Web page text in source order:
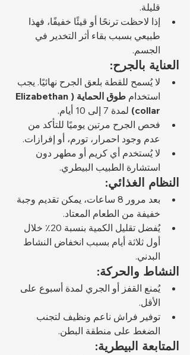
قليلة.
إذا لاحظت ترنحًا أو قيئًا خفيفًا، فهذا
طبيعي بسبب بقاء أثر التخدير في
الجسم.
العناية بالجرح:
لا يُسمح للقطة بلعق الجرح نهائيًا. يجب
استخدام
طوق الحماية (Elizabethan
collar) لمدة 7 إلى 10 أيام.
فحص الجرح مرتين يوميًا للتأكد من
عدم وجود احمرار، تورم، أو إفرازات.
لا يُستخدم أي كريم أو مطهر دون
استشارة الطبيب البيطري.
النظام الغذائي:
بعد مرور 8 ساعات، يمكن تقديم وجبة
خفيفة من الطعام المعتاد.
يُفضل تقليل الكمية بنسبة 20٪ خلال
أول ثلاثة أيام بسبب انخفاض النشاط
البدني.
النشاط والحركة:
يُمنع القفز أو الجري لمدة أسبوع على
الأقل.
توفير فراش ناعم ونظيف لتجنب
الضغط على منطقة البطن.
المتابعة البيطرية: